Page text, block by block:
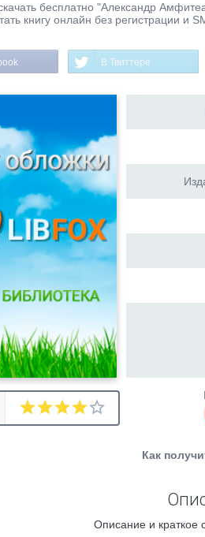
бесплатно "Александр
книгу онлайн без регистрации и
В Твиттере
Как
Описание и краткое